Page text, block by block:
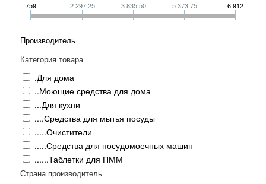
759 2 297.25 3 835.50 5 373.75 6 912
Производитель
Категория товара
.Для дома
..Моющие средства для дома
...Для кухни
....Средства для мытья посуды
.....Очистители
.....Средства для посудомоечных машин
......Таблетки для ПММ
Страна производитель